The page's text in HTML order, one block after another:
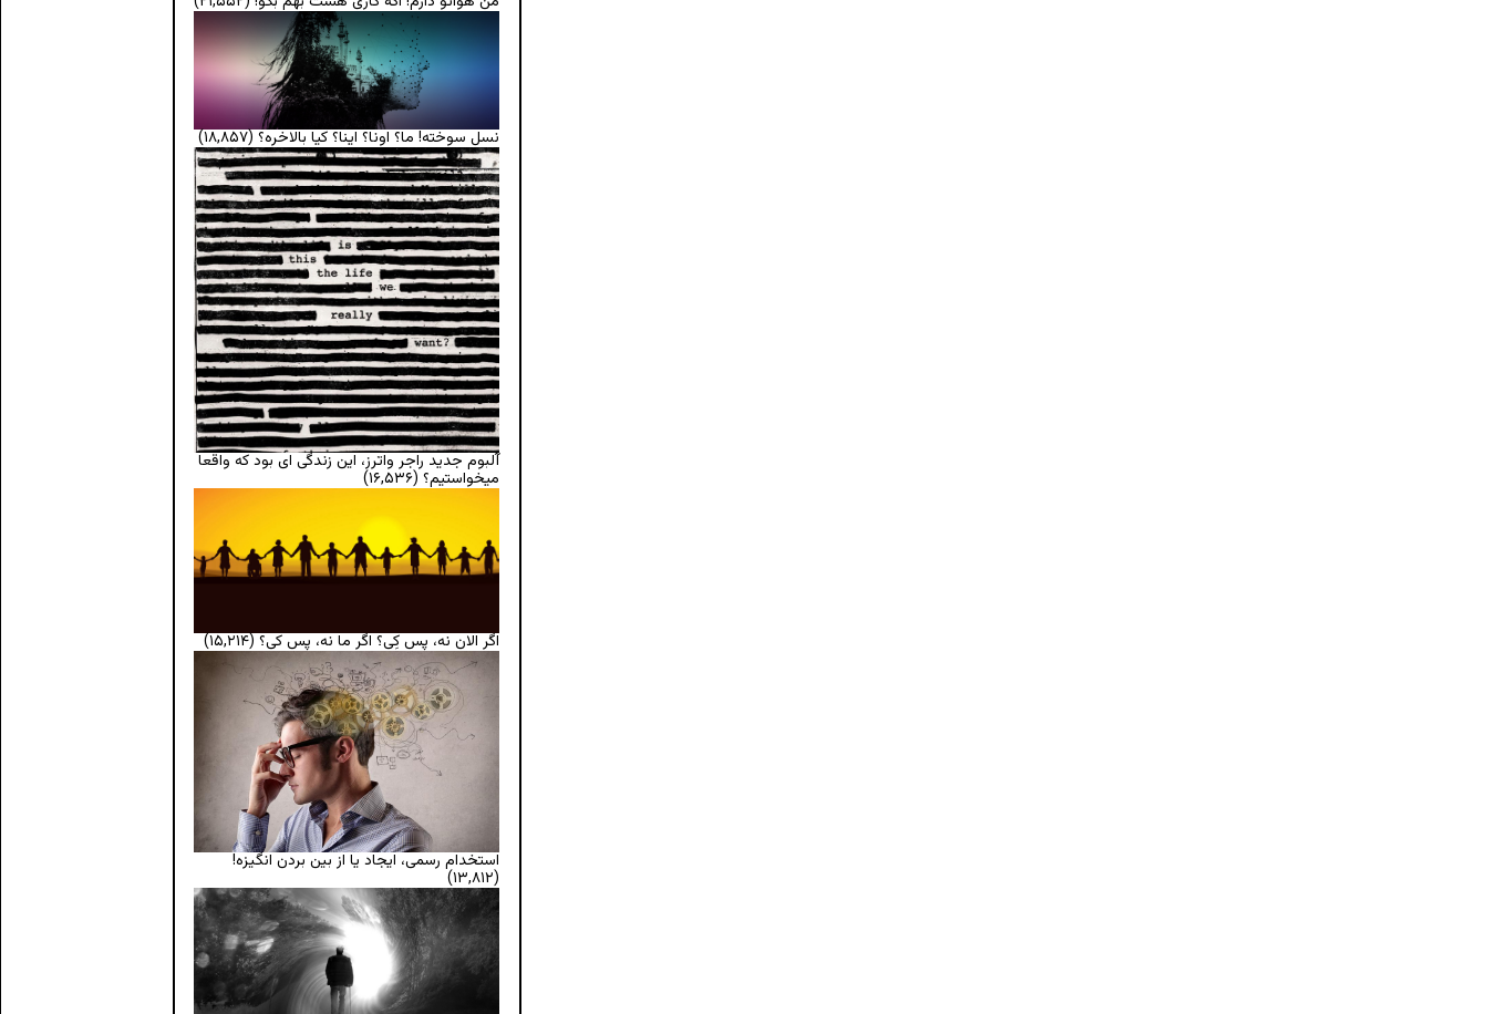
نسل سوخته! ما؟ اونا؟ اینا؟ کیا بالاخره؟ (۱۸,۸۵۷)
آلبوم جدید راجر واترز، این زندگی ای بود که واقعا
میخواستیم؟ (۱۶,۵۳۶)
اگر الان نه، پس کِی؟ اگر ما نه، پس کی؟ (۱۵,۲۱۴)
استخدام رسمی، ایجاد یا از بین بردن انگیزه!
(۱۳,۸۱۲)